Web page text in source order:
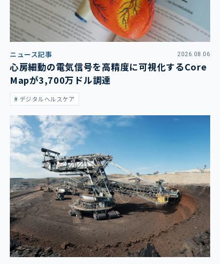
ニュース記事 2026.08.06
心房細動の電気信号を高精度に可視化するCore
Mapが3,700万ドル調達
デジタルヘルスケア